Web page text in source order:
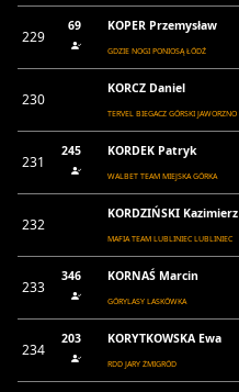
229
69 KOPER Przemysław
GDZIE NOGI PONIOSĄ ŁÓDŹ
230
KORCZ Daniel
TERVEL BIEGACZ GÓRSKI JAWORZNO
231
245 KORDEK Patryk
WALBET TEAM MIEJSKA GÓRKA
232
KORDZIŃSKI Kazimierz
MAFIA TEAM LUBLINIEC LUBLINIEC
233
346 KORNAŚ Marcin
GÓRYLASY LASKÓWKA
234
203 KORYTKOWSKA Ewa
RDD JARY ŻMIGRÓD